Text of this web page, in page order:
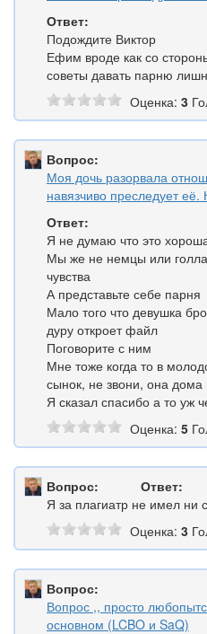
Ответ:
Подождите Виктор
Ефим вроде как со
советы давать парню
Оценка: 3
Вопрос:
Моя дочь разорвала
навязчиво преследует её.
Ответ:
Я не думаю что это
Мы же не немцы или
чувства
А представьте себе парня
Мало того что девушка
дуру откроет файл
Поговорите с ним
Мне тоже когда то в
сынок, не звони, она дома
Я сказал спасибо а то уж
Оценка: 5
Вопрос:
Ответ:
Я за плагиатр не имел ни
Оценка: 3
Вопрос:
Вопрос ,, просто
основном (LCBO и SaQ)